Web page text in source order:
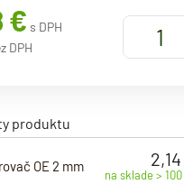
€ s DPH
DPH
produktu
OE 2 mm
na sklade >